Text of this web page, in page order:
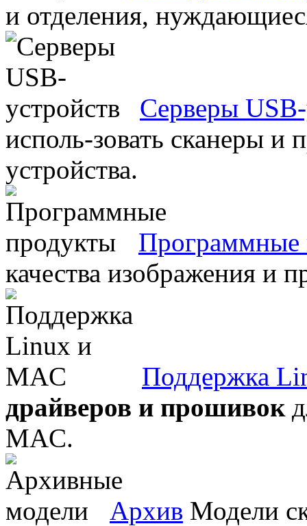
и отделения,
Серверы
исполь-зовать сканеры и
устройства.
Программные
качества изображения и
Поддержка
драйверов и прошивок
MAC.
Архив Модели